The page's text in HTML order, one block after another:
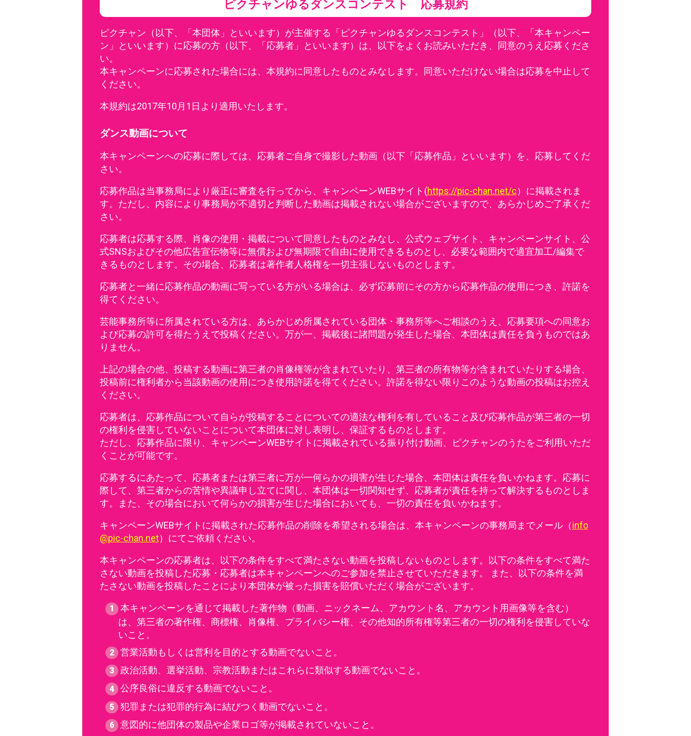
ピクチャンゆるダンスコンテスト 応募規約
ピクチャン（以下、「本団体」といいます）が主催する「ピクチャンゆるダンスコンテスト」（以下、「本キャンペー
ン」といいます）に応募の方（以下、「応募者」といいます）は、以下をよくお読みいただき、同意のうえ応募くださ
い。
本キャンペーンに応募された場合には、本規約に同意したものとみなします。同意いただけない場合は応募を中止して
ください。
本規約は2017年10月1日より適用いたします。
ダンス動画について
本キャンペーンへの応募に際しては、応募者ご自身で撮影した動画（以下「応募作品」といいます）を、応募してくだ
さい。
応募作品は当事務局により厳正に審査を行ってから、キャンペーンWEBサイト(https://pic-chan.net/c）に掲載されま
す。ただし、内容により事務局が不適切と判断した動画は掲載されない場合がございますので、あらかじめご了承くだ
さい。
応募者は応募する際、肖像の使用・掲載について同意したものとみなし、公式ウェブサイト、キャンペーンサイト、公
式SNSおよびその他広告宣伝物等に無償および無期限で自由に使用できるものとし、必要な範囲内で適宜加工/編集で
きるものとします。その場合、応募者は著作者人格権を一切主張しないものとします。
応募者と一緒に応募作品の動画に写っている方がいる場合は、必ず応募前にその方から応募作品の使用につき、許諾を
得てください。
芸能事務所等に所属されている方は、あらかじめ所属されている団体・事務所等へご相談のうえ、応募要項への同意お
よび応募の許可を得たうえで投稿ください。万が一、掲載後に諸問題が発生した場合、本団体は責任を負うものではあ
りません。
上記の場合の他、投稿する動画に第三者の肖像権等が含まれていたり、第三者の所有物等が含まれていたりする場合、
投稿前に権利者から当該動画の使用につき使用許諾を得てください。許諾を得ない限りこのような動画の投稿はお控え
ください。
応募者は、応募作品について自らが投稿することについての適法な権利を有していること及び応募作品が第三者の一切
の権利を侵害していないことについて本団体に対し表明し、保証するものとします。
ただし、応募作品に限り、キャンペーンWEBサイトに掲載されている振り付け動画、ピクチャンのうたをご利用いただ
くことが可能です。
応募するにあたって、応募者または第三者に万が一何らかの損害が生じた場合、本団体は責任を負いかねます。応募に
際して、第三者からの苦情や異議申し立てに関し、本団体は一切関知せず、応募者が責任を持って解決するものとしま
す。また、その場合において何らかの損害が生じた場合においても、一切の責任を負いかねます。
キャンペーンWEBサイトに掲載された応募作品の削除を希望される場合は、本キャンペーンの事務局までメール（info
@pic-chan.net）にてご依頼ください。
本キャンペーンの応募者は、以下の条件をすべて満たさない動画を投稿しないものとします。以下の条件をすべて満た
さない動画を投稿した応募・応募者は本キャンペーンへのご参加を禁止させていただきます。 また、以下の条件を満
たさない動画を投稿したことにより本団体が被った損害を賠償いただく場合がございます。
本キャンペーンを通じて掲載した著作物（動画、ニックネーム、アカウント名、アカウント用画像等を含む）
は、第三者の著作権、商標権、肖像権、プライバシー権、その他知的所有権等第三者の一切の権利を侵害していな
いこと。
営業活動もしくは営利を目的とする動画でないこと。
政治活動、選挙活動、宗教活動またはこれらに類似する動画でないこと。
公序良俗に違反する動画でないこと。
犯罪または犯罪的行為に結びつく動画でないこと。
意図的に他団体の製品や企業ロゴ等が掲載されていないこと。